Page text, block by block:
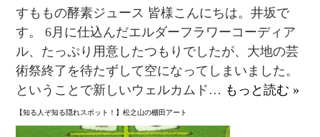
すももの酵素ジュース 皆様こんにちは。井坂で
す。 6月に仕込んだエルダーフラワーコーディア
ル、たっぷり用意したつもりでしたが、大地の芸
術祭終了を待たずして空になってしまいました。
ということで新しいウェルカムド… もっと読む »
【知る人ぞ知る隠れスポット！】松之山の棚田アート